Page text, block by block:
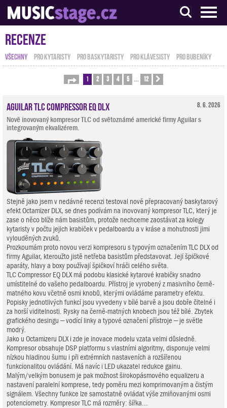
S muzikanty pro muzikanty
Recenze
VŠECHNY PRO KYTARISTY PRO BASKYTARISTY PRO KLÁVESISTY PRO BUBENÍKY
Stránka 1z 12
1 2 3 4 5 12
8. 6. 2026
Aguilar TLC Compressor EQ DLX
Nově inovovaný kompresor TLC od světoznámé americké firmy Aguilar s
integrovaným ekvalizérem.
Stejně jako jsem v nedávné recenzi testoval nově přepracovaný baskytarový
efekt Octamizer DLX, se dnes podívám na inovovaný kompresor TLC, který je
zase o něco blíže nám basistům, protože nechceme zaostávat za kolegy
kytaristy v počtu jejich krabiček v pedalboardu a v kráse a mohutnosti jimi
vylouděných zvuků.
Prozkoumám proto novou verzi kompresoru s typovým označením TLC DLX od
firmy Aguilar, kteroužto jistě netřeba basistům představovat. Její špičkové
aparáty, hlavy a boxy používají špičkoví hráči celého světa.
TLC Compressor EQ DLX má podobu klasické kytarové krabičky snadno
umístitelné do vašeho pedalboardu. Přístroj je vyrobený z masivního černě-
matného kovu včetně osmi knobů, kterými ovládáme parametry efektu.
Popisky jednotlivých funkcí jsou vyvedeny v bílé barvě a jsou dobře čitelné i
za horší viditelnosti. Rysky na černě-matných knobech jsou též bílé. Zbytek
grafického desingu – vodící linky a typové označení přístroje – je světle
modrý.
Jako u Octamizeru DLX i zde je inovace modelu vzata velmi důsledně.
Kompresor obsahuje DSP platformu s vlastními algoritmy, disponuje velmi
nízkou hladinou šumu i při extrémních nastaveních a rozšířenou
funkcionalitou ovládání. Má navíc i LED ukazatel redukce gainu.
Malým/velkým bonusem je pak možnost širokopásmového equalizeru a
nastavení paralelní komprese, tedy poměru mezi komprimovaným a čistým
signálem. Všechny funkce lze samostatně ovládat výše zmiňovanými osmi
potenciometry. Kompresor TLC má rozměry: šířka...